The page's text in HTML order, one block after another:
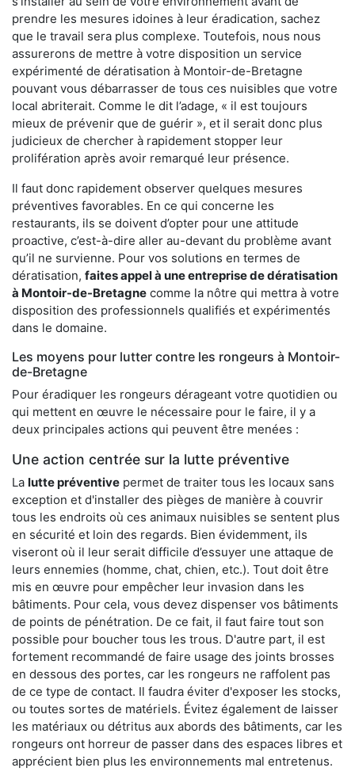
prendre les mesures idoines à leur éradication, sachez
que le travail sera plus complexe. Toutefois, nous nous
assurerons de mettre à votre disposition un service
expérimenté de dératisation à Montoir-de-Bretagne
pouvant vous débarrasser de tous ces nuisibles que votre
local abriterait. Comme le dit l’adage, « il est toujours
mieux de prévenir que de guérir », et il serait donc plus
judicieux de chercher à rapidement stopper leur
prolifération après avoir remarqué leur présence.
Il faut donc rapidement observer quelques mesures
préventives favorables. En ce qui concerne les
restaurants, ils se doivent d’opter pour une attitude
proactive, c’est-à-dire aller au-devant du problème avant
qu’il ne survienne. Pour vos solutions en termes de
dératisation, faites appel à une entreprise de dératisation
à Montoir-de-Bretagne comme la nôtre qui mettra à votre
disposition des professionnels qualifiés et expérimentés
dans le domaine.
Les moyens pour lutter contre les rongeurs à Montoir-
de-Bretagne
Pour éradiquer les rongeurs dérageant votre quotidien ou
qui mettent en œuvre le nécessaire pour le faire, il y a
deux principales actions qui peuvent être menées :
Une action centrée sur la lutte préventive
La lutte préventive permet de traiter tous les locaux sans
exception et d'installer des pièges de manière à couvrir
tous les endroits où ces animaux nuisibles se sentent plus
en sécurité et loin des regards. Bien évidemment, ils
viseront où il leur serait difficile d’essuyer une attaque de
leurs ennemies (homme, chat, chien, etc.). Tout doit être
mis en œuvre pour empêcher leur invasion dans les
bâtiments. Pour cela, vous devez dispenser vos bâtiments
de points de pénétration. De ce fait, il faut faire tout son
possible pour boucher tous les trous. D'autre part, il est
fortement recommandé de faire usage des joints brosses
en dessous des portes, car les rongeurs ne raffolent pas
de ce type de contact. Il faudra éviter d'exposer les stocks,
ou toutes sortes de matériels. Évitez également de laisser
les matériaux ou détritus aux abords des bâtiments, car les
rongeurs ont horreur de passer dans des espaces libres et
apprécient bien plus les environnements mal entretenus.